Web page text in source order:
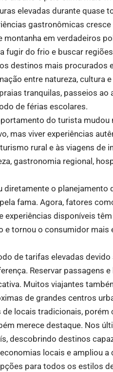
elevadas durante quase
gastronômicas
em verdadeiros
fugir do frio e buscar
destinos mais procurados
entre natureza, cultura
tranquilas, passeios ao
de férias escolares.
do turista mudou
mas viver experiências
rural e às viagens de
gastronomia regional,
o planejamento
fama. Agora, fatores
experiências disponíveis
tornou o consumidor mais
de tarifas elevadas devido
Reservar passagens
Muitos viajantes
de grandes centros
locais tradicionais,
merece destaque. Nos
descobrindo destinos
locais e ampliou a
para todos os estilos